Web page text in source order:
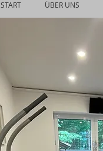
START ÜBER UNS